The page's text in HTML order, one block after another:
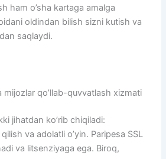
ham o’sha kartaga amalga
oldindan bilish sizni kutish va
saqlaydi.
mijozlar qo’llab-quvvatlash xizmati
jihatdan ko’rib chiqiladi:
va adolatli o’yin. Paripesa SSL
va litsenziyaga ega. Biroq,